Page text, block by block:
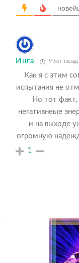
Инга 9 лет назад
Как я с этим
испытания не
Но тот факт,
негативнеые
и на выходе
огромную
1